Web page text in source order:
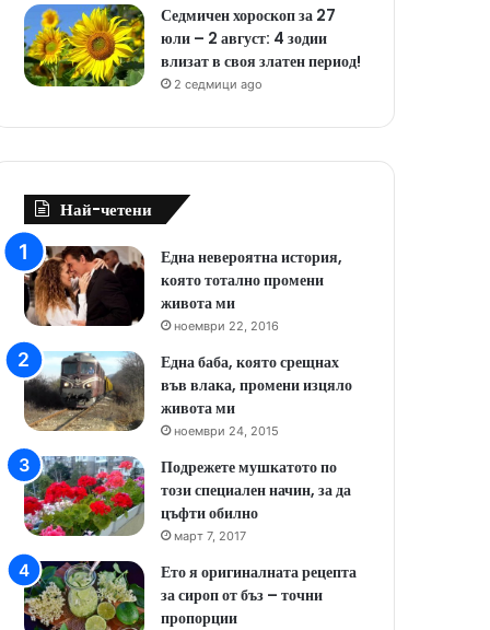
Седмичен хороскоп за 27
юли – 2 август: 4 зодии
влизат в своя златен период!
2 седмици ago
Най-четени
Една невероятна история,
която тотално промени
живота ми
ноември 22, 2016
Една баба, която срещнах
във влака, промени изцяло
живота ми
ноември 24, 2015
Подрежете мушкатото по
този специален начин, за да
цъфти обилно
март 7, 2017
Ето я оригиналната рецепта
за сироп от бъз – точни
пропорции